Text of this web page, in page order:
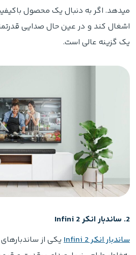
میدهد. اگر به دنبال یک محصول
اشغال کند و در عین حال صدایی
یک گزینه عالی است.
2. ساندبار انکر Infini 2
ساندبار انکر Infini 2
یکی از